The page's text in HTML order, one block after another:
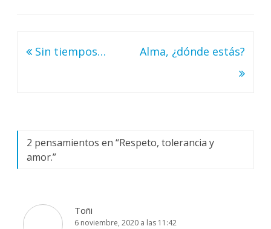
Navegación
Sin tiempos… Alma, ¿dónde estás?
2 pensamientos en “Respeto, tolerancia y
amor.”
Toñi
6 noviembre, 2020 a las 11:42